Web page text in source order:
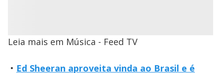
Leia mais em Música - Feed TV
• Ed Sheeran aproveita vinda ao Brasil e é